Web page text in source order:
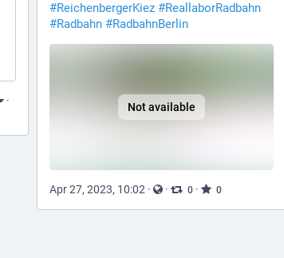
·
#ReichenbergerKiez #ReallaborRadbahn
#Radbahn #RadbahnBerlin
Not available
Apr 27, 2023, 10:02 · · 0 · 0